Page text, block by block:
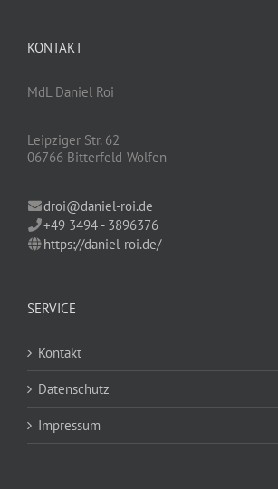
KONTAKT
MdL Daniel Roi
Leipziger Str. 62
06766 Bitterfeld-Wolfen
droi@daniel-roi.de
+49 3494 - 3896376
https://daniel-roi.de/
SERVICE
Kontakt
Datenschutz
Impressum